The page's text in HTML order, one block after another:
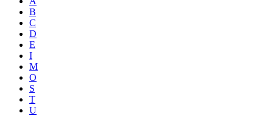
B
C
D
E
I
M
O
S
T
U